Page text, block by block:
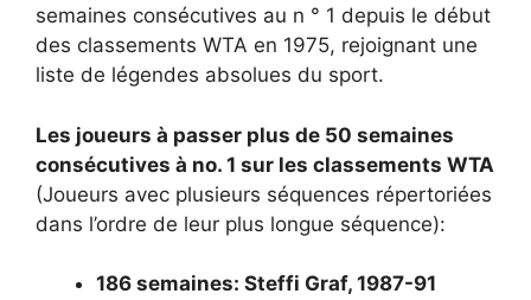
semaines consécutives au n ° 1 depuis le début
des classements WTA en 1975, rejoignant une
liste de légendes absolues du sport.
Les joueurs à passer plus de 50 semaines
consécutives à no. 1 sur les classements WTA
(Joueurs avec plusieurs séquences répertoriées
dans l’ordre de leur plus longue séquence):
186 semaines: Steffi Graf, 1987-91